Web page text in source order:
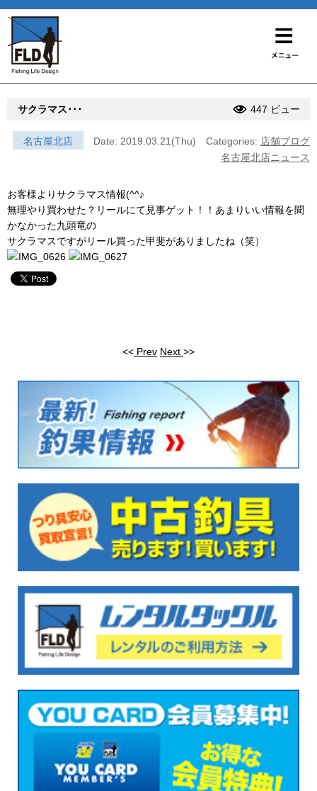
サクラマス･･･ 447 ビュー
名古屋北店 Date: 2019.03.21(Thu) Categories: 店舗ブログ
名古屋北店ニュース
お客様よりサクラマス情報(^^♪
無理やり買わせた？リールにて見事ゲット！！あまりいい情報を聞
かなかった九頭竜の
サクラマスですがリール買った甲斐がありましたね（笑）
<< Prev Next >>